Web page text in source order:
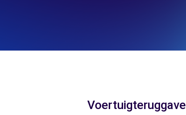
Voertuigteruggave